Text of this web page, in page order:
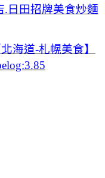
.日田招牌美食炒麵
海道-札幌美食】